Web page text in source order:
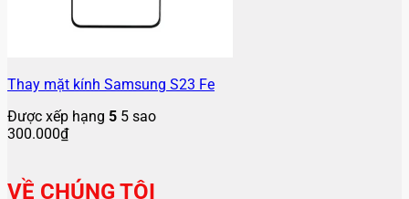
Thay mặt kính Samsung S23 Fe
Được xếp hạng 5 5 sao
300.000₫
VỀ CHÚNG TÔI